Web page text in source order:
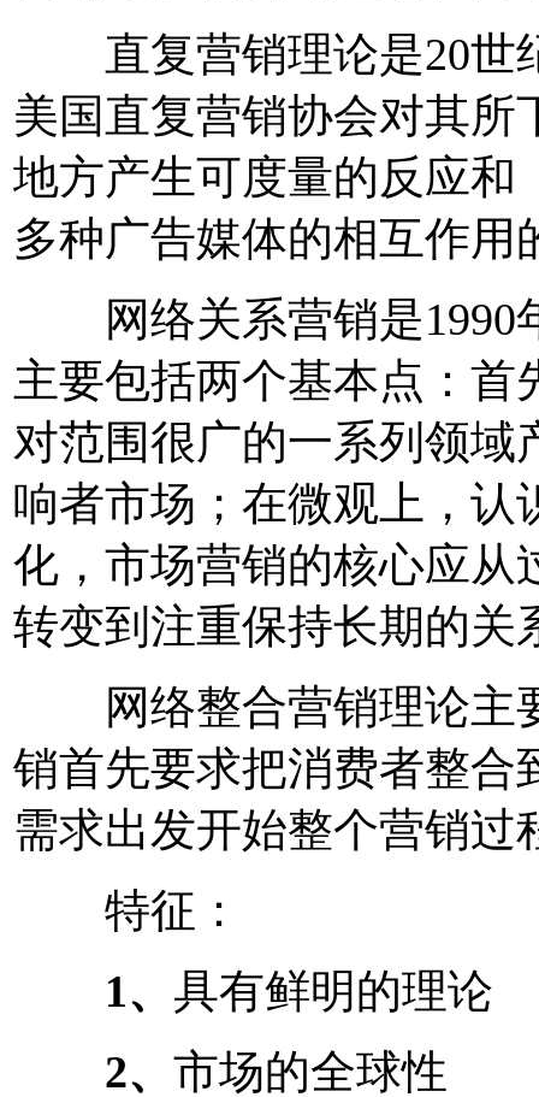
直复营销理论是20世
美国直复营销协会对其所
地方产生可度量的反应和
多种广告媒体的相互作用
网络关系营销是1990
主要包括两个基本点：首
对范围很广的一系列领域
响者市场；在微观上，认
化，市场营销的核心应从
转变到注重保持长期的关
网络整合营销理论主
销首先要求把消费者整合
需求出发开始整个营销过
特征：
1、 具有鲜明的理论
2、 市场的全球性